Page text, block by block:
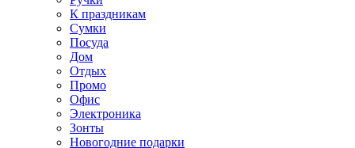
К праздникам
Сумки
Посуда
Дом
Отдых
Промо
Офис
Электроника
Зонты
Новогодние подарки